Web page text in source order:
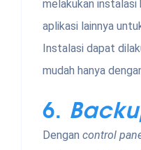
melakukan instalasi
aplikasi lainnya
Instalasi dapat
mudah hanya
6.
Dengan control